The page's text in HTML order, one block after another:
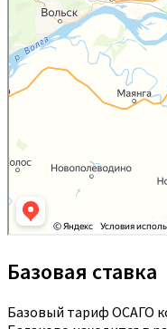
Базовая ставка
Базовый тариф ОСАГО